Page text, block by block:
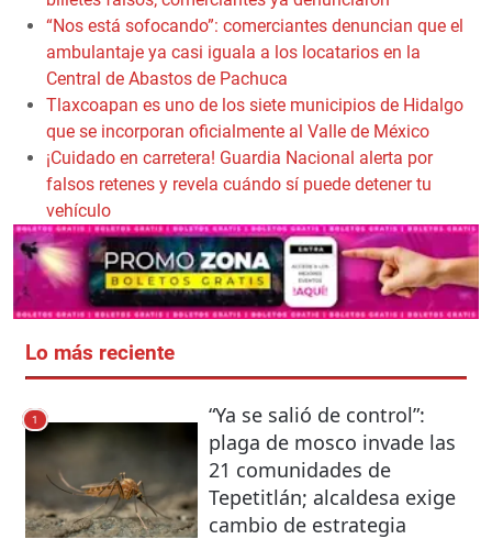
“Nos está sofocando”: comerciantes denuncian que el
ambulantaje ya casi iguala a los locatarios en la
Central de Abastos de Pachuca
Tlaxcoapan es uno de los siete municipios de Hidalgo
que se incorporan oficialmente al Valle de México
¡Cuidado en carretera! Guardia Nacional alerta por
falsos retenes y revela cuándo sí puede detener tu
vehículo
Lo más reciente
1
“Ya se salió de control”:
plaga de mosco invade las
21 comunidades de
Tepetitlán; alcaldesa exige
cambio de estrategia